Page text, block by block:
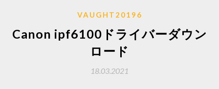
VAUGHT20196
Canon ipf6100ドライバーダウン
ロード
18.03.2021